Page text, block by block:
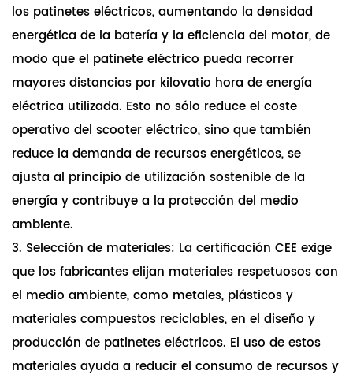
los patinetes eléctricos, aumentando la densidad
energética de la batería y la eficiencia del motor, de
modo que el patinete eléctrico pueda recorrer
mayores distancias por kilovatio hora de energía
eléctrica utilizada. Esto no sólo reduce el coste
operativo del scooter eléctrico, sino que también
reduce la demanda de recursos energéticos, se
ajusta al principio de utilización sostenible de la
energía y contribuye a la protección del medio
ambiente.
3. Selección de materiales: La certificación CEE exige
que los fabricantes elijan materiales respetuosos con
el medio ambiente, como metales, plásticos y
materiales compuestos reciclables, en el diseño y
producción de patinetes eléctricos. El uso de estos
materiales ayuda a reducir el consumo de recursos y